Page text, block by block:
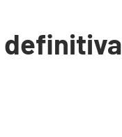
definitiva